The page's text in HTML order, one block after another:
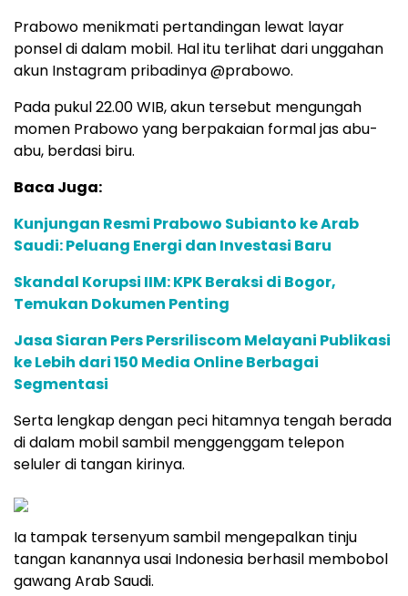
Prabowo menikmati pertandingan lewat layar
ponsel di dalam mobil. Hal itu terlihat dari unggahan
akun Instagram pribadinya @prabowo.
Pada pukul 22.00 WIB, akun tersebut mengungah
momen Prabowo yang berpakaian formal jas abu-
abu, berdasi biru.
Baca Juga:
Kunjungan Resmi Prabowo Subianto ke Arab
Saudi: Peluang Energi dan Investasi Baru
Skandal Korupsi IIM: KPK Beraksi di Bogor,
Temukan Dokumen Penting
Jasa Siaran Pers Persriliscom Melayani Publikasi
ke Lebih dari 150 Media Online Berbagai
Segmentasi
Serta lengkap dengan peci hitamnya tengah berada
di dalam mobil sambil menggenggam telepon
seluler di tangan kirinya.
Ia tampak tersenyum sambil mengepalkan tinju
tangan kanannya usai Indonesia berhasil membobol
gawang Arab Saudi.